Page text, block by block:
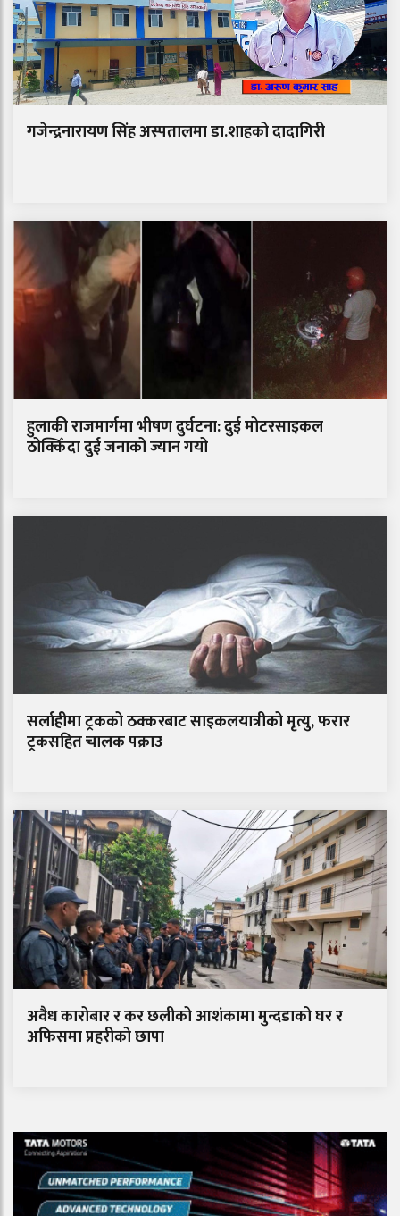
गजेन्द्रनारायण सिंह अस्पतालमा डा.शाहको दादागिरी
हुलाकी राजमार्गमा भीषण दुर्घटना: दुई मोटरसाइकल
ठोक्किँदा दुई जनाको ज्यान गयो
सर्लाहीमा ट्रकको ठक्करबाट साइकलयात्रीको मृत्यु, फरार
ट्रकसहित चालक पक्राउ
अवैध कारोबार र कर छलीको आशंकामा मुन्दडाको घर र
अफिसमा प्रहरीको छापा